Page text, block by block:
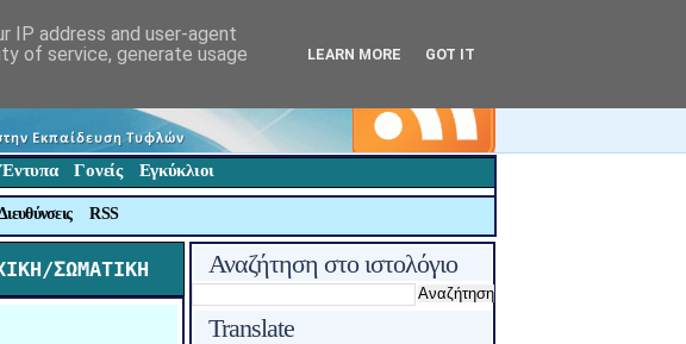
Έντυπα Γονείς Εγκύκλιοι
RSS
ΣΩΜΑΤΙΚΗ Αναζήτηση στο ιστολόγιο
Translate
IP address and user-agent
of service, generate usage
LEARN MORE GOT IT